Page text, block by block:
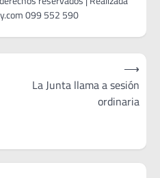
La Junta llama a sesión
ordinaria
⟶